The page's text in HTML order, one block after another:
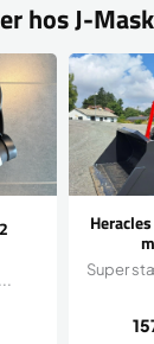
hos J-
Super